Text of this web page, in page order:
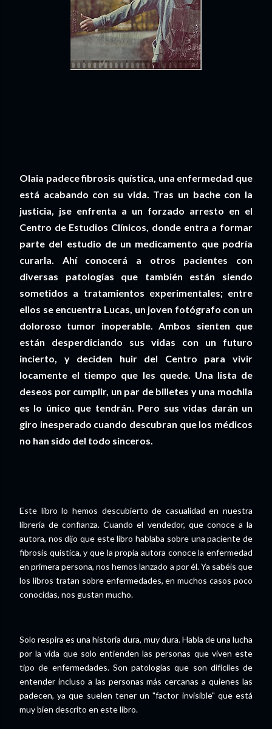
Olaia padece fibrosis quística, una enfermedad que
está acabando con su vida. Tras un bache con la
justicia, jse enfrenta a un forzado arresto en el
Centro de Estudios Clínicos, donde entra a formar
parte del estudio de un medicamento que podría
curarla. Ahí conocerá a otros pacientes con
diversas patologías que también están siendo
sometidos a tratamientos experimentales; entre
ellos se encuentra Lucas, un joven fotógrafo con un
doloroso tumor inoperable. Ambos sienten que
están desperdiciando sus vidas con un futuro
incierto, y deciden huir del Centro para vivir
locamente el tiempo que les quede. Una lista de
deseos por cumplir, un par de billetes y una mochila
es lo único que tendrán. Pero sus vidas darán un
giro inesperado cuando descubran que los médicos
no han sido del todo sinceros.
Este libro lo hemos descubierto de casualidad en nuestra
librería de confianza. Cuando el vendedor, que conoce a la
autora, nos dijo que este libro hablaba sobre una paciente de
fibrosis quística, y que la propia autora conoce la enfermedad
en primera persona, nos hemos lanzado a por él. Ya sabéis que
los libros tratan sobre enfermedades, en muchos casos poco
conocidas, nos gustan mucho.
Solo respira es una historia dura, muy dura. Habla de una lucha
por la vida que solo entienden las personas que viven este
tipo de enfermedades. Son patologías que son difíciles de
entender incluso a las personas más cercanas a quienes las
padecen, ya que suelen tener un "factor invisible" que está
muy bien descrito en este libro.